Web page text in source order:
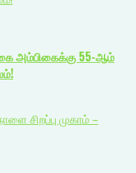
அம்பிகைக்கு 55-ஆம்
சிறப்பு முகாம் –